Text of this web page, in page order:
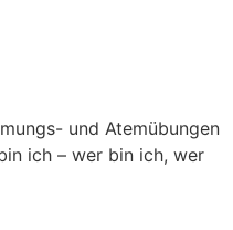
und Atemübungen
ich – wer bin ich, wer